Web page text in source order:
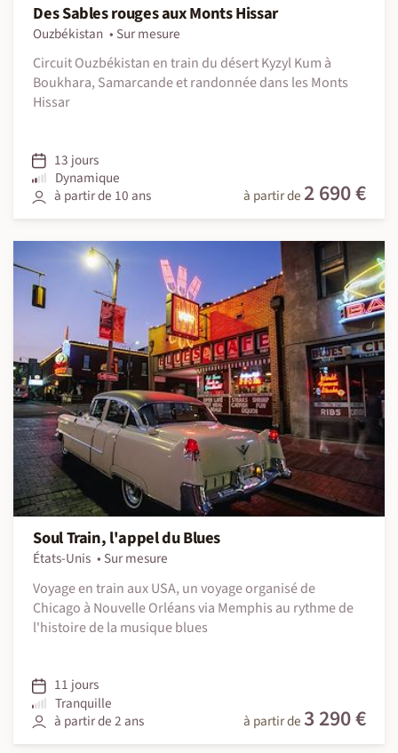
Des Sables rouges aux Monts Hissar
Ouzbékistan
Sur mesure
Circuit Ouzbékistan en train du désert Kyzyl Kum à
Boukhara, Samarcande et randonnée dans les Monts
Hissar
13 jours
Dynamique
à partir de 10 ans
à partir de 2 690 €
Soul Train, l'appel du Blues
États-Unis
Sur mesure
Voyage en train aux USA, un voyage organisé de
Chicago à Nouvelle Orléans via Memphis au rythme de
l'histoire de la musique blues
11 jours
Tranquille
à partir de 2 ans
à partir de 3 290 €